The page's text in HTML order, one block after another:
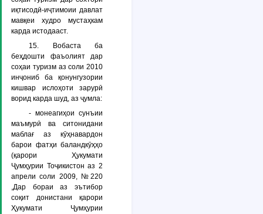
иқтисодӣ-иҷтимоии давлат
мавқеи худро мустаҳкам
карда истодааст.
15. Вобаста ба
беҳдошти фаъолият дар
соҳаи туризм аз соли 2010
инҷониб ба қонунгузории
кишвар ислоҳоти зарурӣ
ворид карда шуд, аз ҷумла:
- монеагиҳои сунъии
маъмурӣ ва ситонидани
маблағ аз кӯҳнавардон
барои фатҳи баландкӯҳҳо
(қарори Ҳукумати
Ҷумҳурии Тоҷикистон аз 2
апрели соли 2009, №220
,Дар бораи аз эътибор
соқит донистани қарори
Ҳукумати Ҷумҳурии